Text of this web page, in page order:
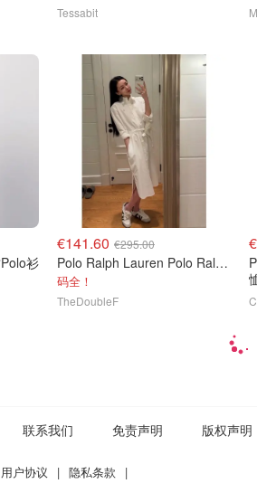
Tessabit
€141.60 €295.00
Polo Ralph Lauren Polo Ralph Lauren 白色棉质衬衫连衣裙
码全！
TheDoubleF
联系我们 免责声明 版权声明
用户协议 | 隐私条款 |